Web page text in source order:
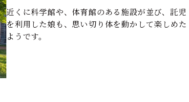
近くに科学館や、体育館のある施設が並び、託児
を利用した娘も、思い切り体を動かして楽しめた
ようです。